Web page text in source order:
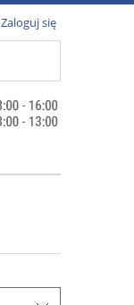
Zaloguj się